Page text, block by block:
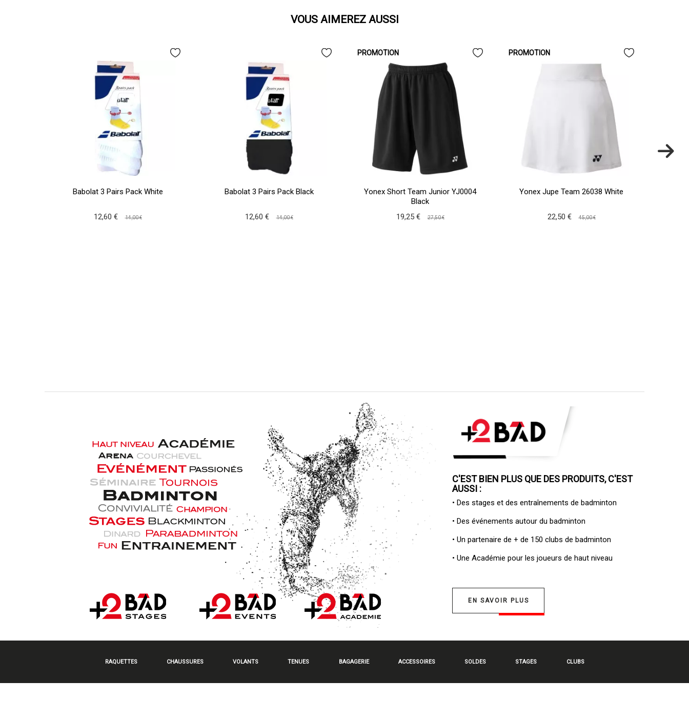
VOUS AIMEREZ AUSSI
Babolat 3 Pairs Pack White
12,60 € 14,00 €
Babolat 3 Pairs Pack Black
12,60 € 14,00 €
PROMOTION
Yonex Short Team Junior YJ0004
Black
19,25 €
27,50 €
PROMOTION
Yonex Jupe Team 26038 White
22,50 € 45,00 €
C'EST BIEN PLUS QUE DES PRODUITS, C'EST
AUSSI :
• Des stages et des entraînements de badminton
• Des événements autour du badminton
• Un partenaire de + de 150 clubs de badminton
• Une Académie pour les joueurs de haut niveau
EN SAVOIR PLUS
RAQUETTES CHAUSSURES VOLANTS TENUES BAGAGERIE ACCESSOIRES SOLDES STAGES CLUBS